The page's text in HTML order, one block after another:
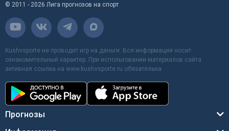
© 2011 - 2026 Лига прогнозов на спорт
Kushvsporte не проводит игр на деньги. Вся информация носит
ознакомительный характер. При использовании материалов сайта
активная ссылка на www.kushvsporte.ru обязательна
Прогнозы